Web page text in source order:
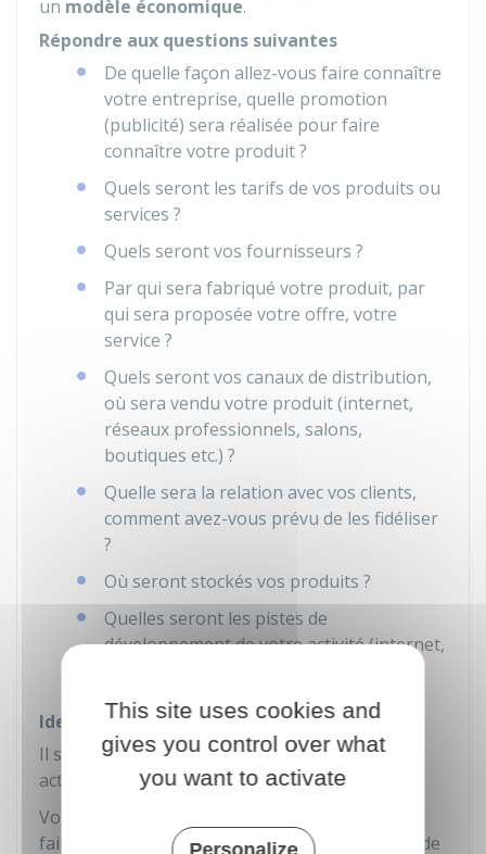
un modèle économique.
Répondre aux questions suivantes
De quelle façon allez-vous faire connaître
votre entreprise, quelle promotion
(publicité) sera réalisée pour faire
connaître votre produit ?
Quels seront les tarifs de vos produits ou
services ?
Quels seront vos fournisseurs ?
Par qui sera fabriqué votre produit, par
qui sera proposée votre offre, votre
service ?
Quels seront vos canaux de distribution,
où sera vendu votre produit (internet,
réseaux professionnels, salons,
boutiques etc.) ?
Quelle sera la relation avec vos clients,
comment avez-vous prévu de les fidéliser
?
Où seront stockés vos produits ?
Quelles seront les pistes de
développement de votre activité (internet,
Identifier les contraintes
Il s'agit de prévoir ce qui peut freiner votre
activité.
Vous devez identifier par exemple ce qui peut
faire grimper vos coûts de stockage, vos coûts de
This site uses cookies and
gives you control over what
you want to activate
Personalize